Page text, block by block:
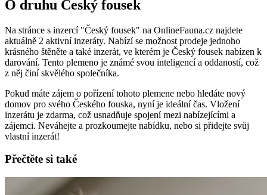
O druhu Český fousek
Na stránce s inzercí "Český fousek" na OnlineFauna.cz najdete
aktuálně 2 aktivní inzeráty. Nabízí se možnost prodeje jednoho
krásného štěněte a také inzerát, ve kterém je Český fousek nabízen k
darování. Tento plemeno je známé svou inteligencí a oddaností, což
z něj činí skvělého společníka.
Pokud máte zájem o pořízení tohoto plemene nebo hledáte nový
domov pro svého Českého fouska, nyní je ideální čas. Vložení
inzerátu je zdarma, což usnadňuje spojení mezi nabízejícími a
zájemci. Neváhejte a prozkoumejte nabídku, nebo si přidejte svůj
vlastní inzerát!
Přečtěte si také